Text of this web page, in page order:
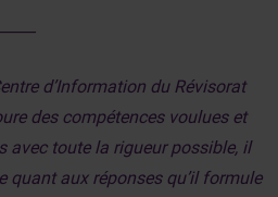
d’Information du Révisorat
des compétences voulues et
avec toute la rigueur possible, il
quant aux réponses qu’il formule